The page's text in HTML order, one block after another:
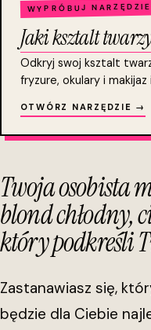
WYPRÓBUJ NARZĘDZIE
Jaki ksztalt
Odkryj swoj ksztalt
fryzure, okulary i
OTWÓRZ NARZĘDZIE →
Twoja osobista
blond chłodny,
który podkreśli
Zastanawiasz się,
będzie dla Ciebie